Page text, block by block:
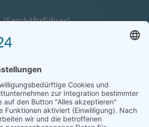
(Geschäftsführer)
+49 (0) 172 / 6842635
Öffnungszeiten
Vereinbarung